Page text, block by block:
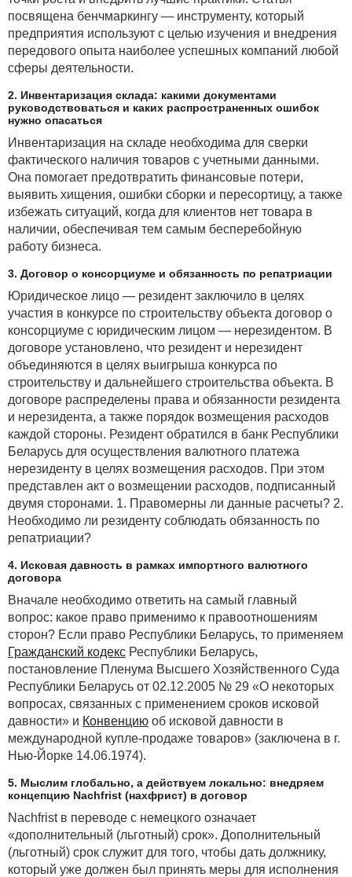
посвящена бенчмаркингу — инструменту, который
предприятия используют с целью изучения и внедрения
передового опыта наиболее успешных компаний любой
сферы деятельности.
2. Инвентаризация склада: какими документами
руководствоваться и каких распространенных ошибок
нужно опасаться
Инвентаризация на складе необходима для сверки
фактического наличия товаров с учетными данными.
Она помогает предотвратить финансовые потери,
выявить хищения, ошибки сборки и пересортицу, а также
избежать ситуаций, когда для клиентов нет товара в
наличии, обеспечивая тем самым бесперебойную
работу бизнеса.
3. Договор о консорциуме и обязанность по репатриации
Юридическое лицо — резидент заключило в целях
участия в конкурсе по строительству объекта договор о
консорциуме с юридическим лицом — нерезидентом. В
договоре установлено, что резидент и нерезидент
объединяются в целях выигрыша конкурса по
строительству и дальнейшего строительства объекта. В
договоре распределены права и обязанности резидента
и нерезидента, а также порядок возмещения расходов
каждой стороны. Резидент обратился в банк Республики
Беларусь для осуществления валютного платежа
нерезиденту в целях возмещения расходов. При этом
представлен акт о возмещении расходов, подписанный
двумя сторонами. 1. Правомерны ли данные расчеты? 2.
Необходимо ли резиденту соблюдать обязанность по
репатриации?
4. Исковая давность в рамках импортного валютного
договора
Вначале необходимо ответить на самый главный
вопрос: какое право применимо к правоотношениям
сторон? Если право Республики Беларусь, то применяем
Гражданский кодекс Республики Беларусь,
постановление Пленума Высшего Хозяйственного Суда
Республики Беларусь от 02.12.2005 № 29 «О некоторых
вопросах, связанных с применением сроков исковой
давности» и Конвенцию об исковой давности в
международной купле-продаже товаров» (заключена в г.
Нью-Йорке 14.06.1974).
5. Мыслим глобально, а действуем локально: внедряем
концепцию Nachfrist (нахфрист) в договор
Nachfrist в переводе с немецкого означает
«дополнительный (льготный) срок». Дополнительный
(льготный) срок служит для того, чтобы дать должнику,
который уже должен был принять меры для исполнения